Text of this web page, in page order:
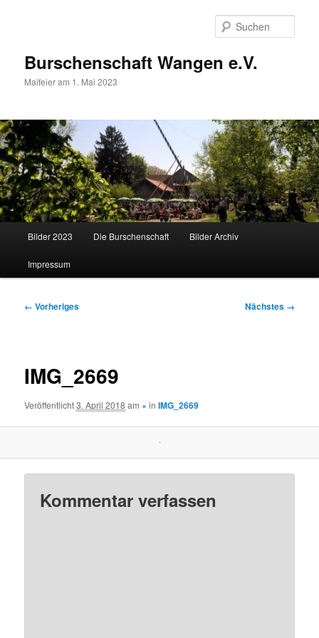
Burschenschaft Wangen e.V.
Maifeier am 1. Mai 2023
Bilder 2023 Die Burschenschaft Bilder Archiv
Impressum
Bilder-
← Vorheriges Nächstes →
IMG_2669
Veröffentlicht3. April 2018 am ×inIMG_2669
Kommentar verfassen